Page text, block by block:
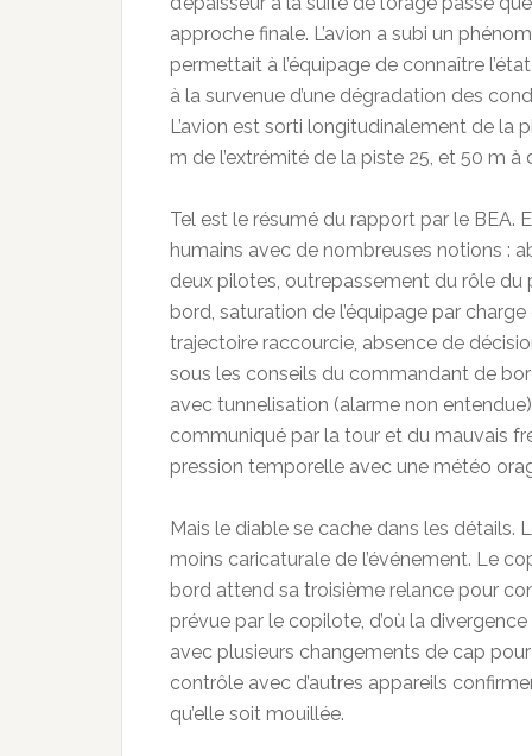
approche finale. L’avion a subi un
permettait à l’équipage de connaître
à la survenue d’une dégradation des
L’avion est sorti longitudinalement de la
m de l’extrémité de la piste 25, et 50 m à
Tel est le résumé du rapport par le BEA.
humains avec de nombreuses notions :
deux pilotes, outrepassement du rôle
bord, saturation de l’équipage par
trajectoire raccourcie, absence de
sous les conseils du commandant de
avec tunnelisation (alarme non
communiqué par la tour et du mauvais
pression temporelle avec une météo
Mais le diable se cache dans les
moins caricaturale de l’événement. Le
bord attend sa troisième relance pour
prévue par le copilote, d’où la
avec plusieurs changements de cap
contrôle avec d’autres appareils
qu’elle soit mouillée.